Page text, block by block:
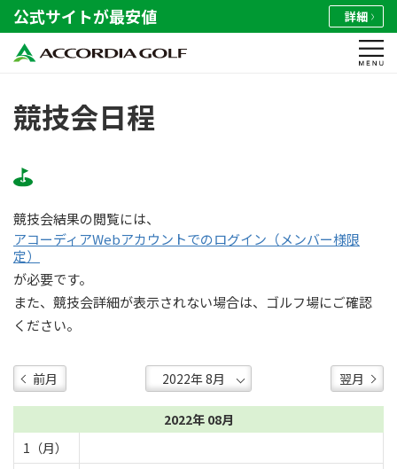
公式サイトが最安値 詳細
競技会日程
競技会結果の閲覧には、
アコーディアWebアカウントでのログイン（メンバー様限
定）
が必要です。
また、競技会詳細が表示されない場合は、ゴルフ場にご確認
ください。
前月 翌月
2022年 08月
1（月）